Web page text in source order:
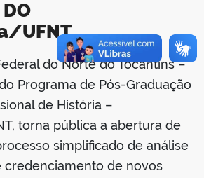
DO
UFNT
do Norte do Tocantins –
Programa de Pós-Graduação
de História –
torna pública a abertura de
simplificado de análise
credenciamento de novos